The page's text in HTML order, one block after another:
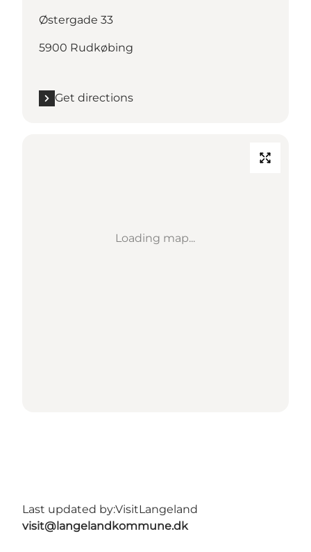
Østergade 33
5900 Rudkøbing
Get directions
Loading map...
Last updated by:VisitLangeland
visit@langelandkommune.dk